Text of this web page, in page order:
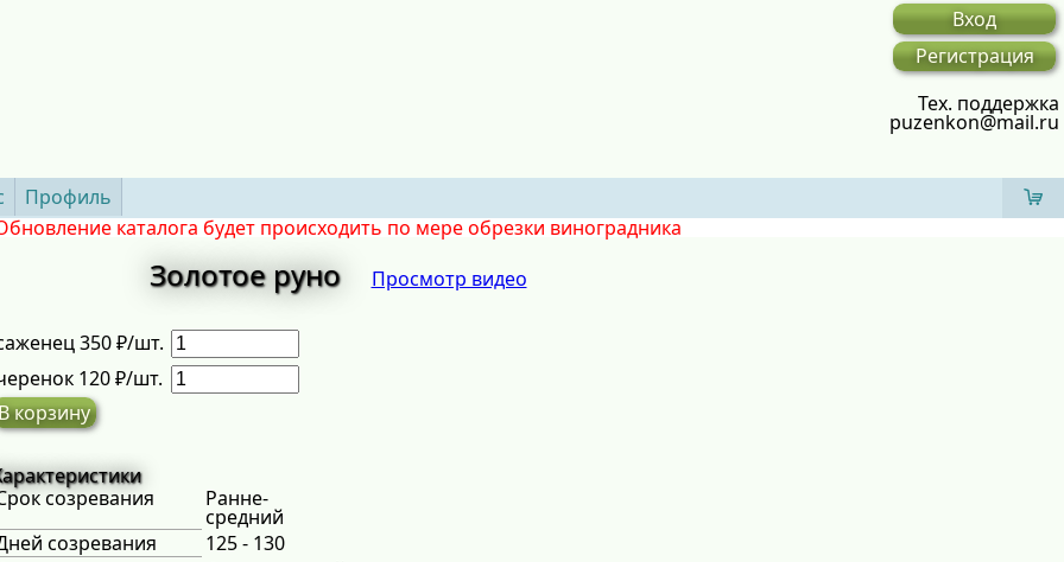
Вход
Регистрация
Тех. поддержка
puzenkon@mail.ru
Профиль
каталога будет происходить по мере обрезки виноградника
Золотое руно Просмотр видео
350 ₽/шт.
120 ₽/шт.
корзину
созревания
Ранне-
средний
созревания
125 - 130